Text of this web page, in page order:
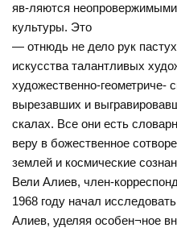
яв-ляются
культуры. Это
— отнюдь не дело рук
искусства талантливых
художественно-геометриче-
вырезавших и
скалах. Все они есть
веру в божественное
землей и космические
Вели Алиев, член-
1968 году начал
Алиев, уделяя особен¬ное